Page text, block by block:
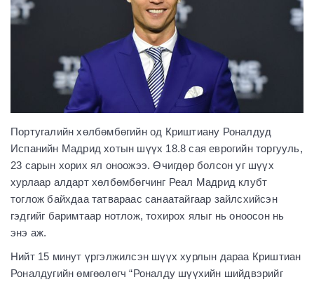
Португалийн хөлбөмбөгийн од Криштиану Роналдуд
Испанийн Мадрид хотын шүүх 18.8 сая еврогийн торгууль,
23 сарын хорих ял оноожээ. Өчигдөр болсон уг шүүх
хурлаар алдарт хөлбөмбөгчинг Реал Мадрид клубт
тоглож байхдаа татвараас санаатайгаар зайлсхийсэн
гэдгийг баримтаар нотлож, тохирох ялыг нь оноосон нь
энэ аж.
Нийт 15 минут үргэлжилсэн шүүх хурлын дараа Криштиан
Роналдугийн өмгөөлөгч “Роналду шүүхийн шийдвэрийг